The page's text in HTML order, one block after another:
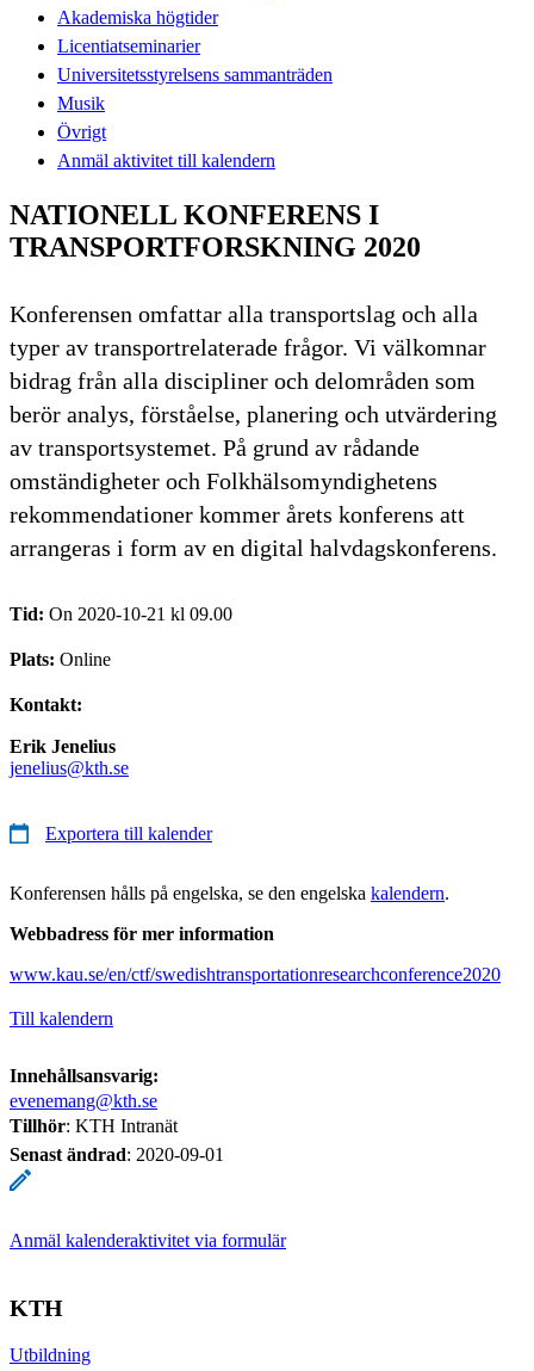
Akademiska högtider
Licentiatseminarier
Universitetsstyrelsens sammanträden
Musik
Övrigt
Anmäl aktivitet till kalendern
NATIONELL KONFERENS I
TRANSPORTFORSKNING 2020
Konferensen omfattar alla transportslag och alla
typer av transportrelaterade frågor. Vi välkomnar
bidrag från alla discipliner och delområden som
berör analys, förståelse, planering och utvärdering
av transportsystemet. På grund av rådande
omständigheter och Folkhälsomyndighetens
rekommendationer kommer årets konferens att
arrangeras i form av en digital halvdagskonferens.
Tid: On 2020-10-21 kl 09.00
Plats: Online
Kontakt:
Erik Jenelius
jenelius@kth.se
Exportera till kalender
Konferensen hålls på engelska, se den engelska kalendern.
Webbadress för mer information
www.kau.se/en/ctf/swedishtransportationresearchconference2020
Till kalendern
Innehållsansvarig:
evenemang@kth.se
Tillhör: KTH Intranät
Senast ändrad: 2020-09-01
Anmäl kalenderaktivitet via formulär
KTH
Utbildning